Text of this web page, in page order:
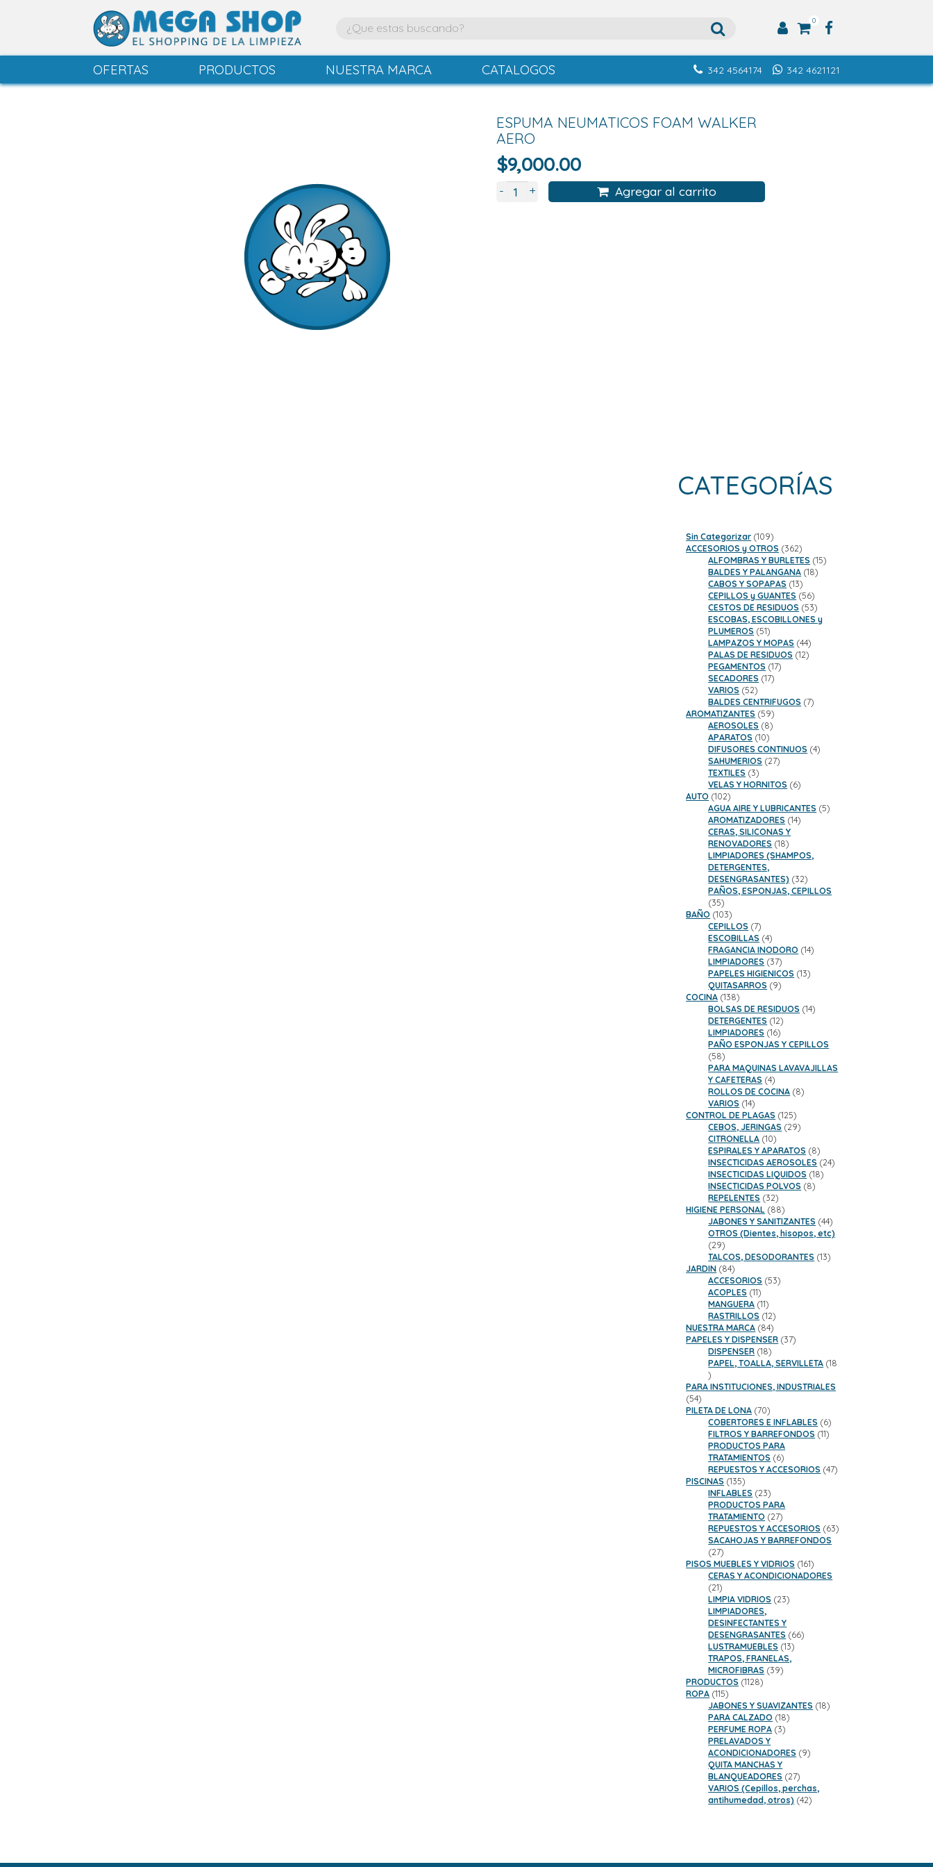
0
OFERTAS PRODUCTOS NUESTRA MARCA CATALOGOS 342 4621121
342 4564174
ESPUMA NEUMATICOS FOAM WALKER
AERO
$9,000.00
- + Agregar al carrito
CATEGORÍAS
Sin Categorizar 109109
productos
ACCESORIOS y OTROS 362362
productos
ALFOMBRAS Y BURLETES 1515
BALDES Y PALANGANA 1818
CABOS Y SOPAPAS 1313
productos
CEPILLOS y GUANTES 5656
productos
CESTOS DE RESIDUOS 5353
productos
ESCOBAS, ESCOBILLONES y
PLUMEROS 5151
productos
LAMPAZOS Y MOPAS 4444
productos
PALAS DE RESIDUOS 1212
PEGAMENTOS 1717
SECADORES 1717
VARIOS 5252
productos
BALDES CENTRIFUGOS 77
AROMATIZANTES 5959
productos
AEROSOLES 88
APARATOS 1010
productos
DIFUSORES CONTINUOS 44
SAHUMERIOS 2727
TEXTILES 33
productos
VELAS Y HORNITOS 66
AUTO 102102
productos
AGUA AIRE Y LUBRICANTES 55
AROMATIZADORES 1414
CERAS, SILICONAS Y
RENOVADORES 1818
productos
LIMPIADORES (SHAMPOS,
DETERGENTES,
DESENGRASANTES) 3232
productos
PAÑOS, ESPONJAS, CEPILLOS
3535
productos
BAÑO 103103
productos
CEPILLOS 77
productos
ESCOBILLAS 44
productos
FRAGANCIA INODORO 1414
LIMPIADORES 3737
productos
PAPELES HIGIENICOS 1313
QUITASARROS 99
COCINA 138138
productos
BOLSAS DE RESIDUOS 1414
DETERGENTES 1212
productos
LIMPIADORES 1616
productos
PAÑO ESPONJAS Y CEPILLOS
5858
productos
PARA MAQUINAS LAVAVAJILLAS
Y CAFETERAS 44
productos
ROLLOS DE COCINA 88
VARIOS 1414
productos
CONTROL DE PLAGAS 125125
productos
CEBOS, JERINGAS 2929
CITRONELLA 1010
productos
ESPIRALES Y APARATOS 88
productos
INSECTICIDAS AEROSOLES 2424
INSECTICIDAS LIQUIDOS 1818
INSECTICIDAS POLVOS 88
REPELENTES 3232
productos
HIGIENE PERSONAL 8888
productos
JABONES Y SANITIZANTES 4444
productos
OTROS (Dientes, hisopos, etc)
2929
productos
TALCOS, DESODORANTES 1313
JARDIN 8484
productos
ACCESORIOS 5353
ACOPLES 1111
productos
MANGUERA 1111
productos
RASTRILLOS 1212
productos
NUESTRA MARCA 8484
productos
PAPELES Y DISPENSER 3737
DISPENSER 1818
productos
PAPEL, TOALLA, SERVILLETA 18
18
productos
PARA INSTITUCIONES, INDUSTRIALES
5454
productos
PILETA DE LONA 7070
productos
COBERTORES E INFLABLES 66
productos
FILTROS Y BARREFONDOS 1111
PRODUCTOS PARA
TRATAMIENTOS 66
productos
REPUESTOS Y ACCESORIOS 4747
PISCINAS 135135
productos
INFLABLES 2323
productos
PRODUCTOS PARA
TRATAMIENTO 2727
productos
REPUESTOS Y ACCESORIOS 6363
SACAHOJAS Y BARREFONDOS
2727
productos
PISOS MUEBLES Y VIDRIOS 161161
productos
CERAS Y ACONDICIONADORES
2121
productos
LIMPIA VIDRIOS 2323
LIMPIADORES,
DESINFECTANTES Y
DESENGRASANTES 6666
LUSTRAMUEBLES 1313
TRAPOS, FRANELAS,
MICROFIBRAS 3939
PRODUCTOS 11281128
ROPA 115115
productos
JABONES Y SUAVIZANTES 1818
PARA CALZADO 1818
PERFUME ROPA 33
PRELAVADOS Y
ACONDICIONADORES 99
QUITA MANCHAS Y
BLANQUEADORES 2727
productos
VARIOS (Cepillos, perchas,
antihumedad, otros) 4242